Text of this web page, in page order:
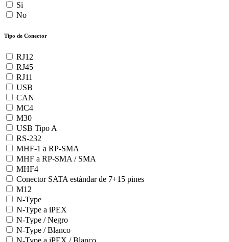
Si
No
Tipo de Conector
RJ12
RJ45
RJ11
USB
CAN
MC4
M30
USB Tipo A
RS-232
MHF-1 a RP-SMA
MHF a RP-SMA / SMA
MHF4
Conector SATA estándar de 7+15 pines
M12
N-Type
N-Type a iPEX
N-Type / Negro
N-Type / Blanco